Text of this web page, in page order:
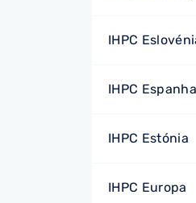
IHPC
IHPC Espanha
IHPC Estónia
IHPC Europa